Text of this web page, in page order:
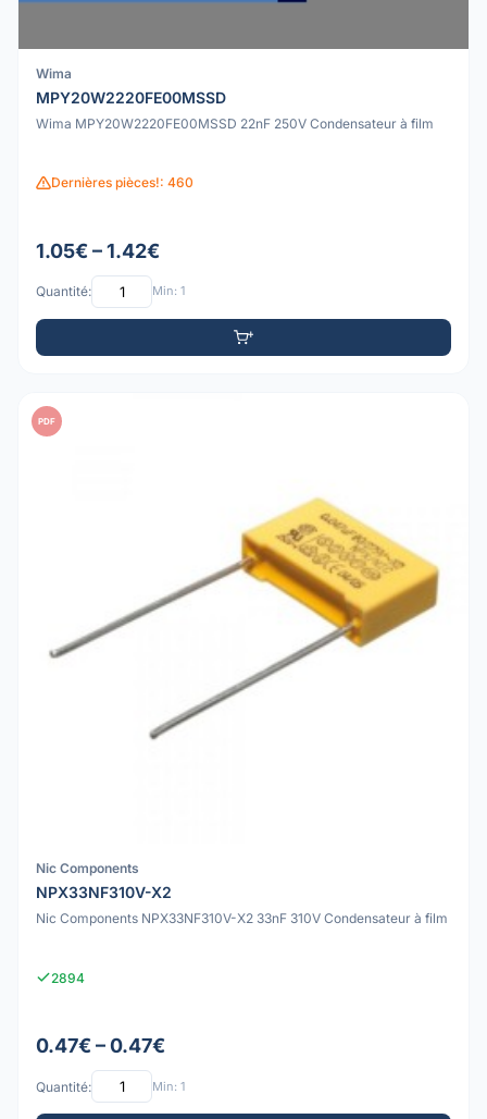
Wima
MPY20W2220FE00MSSD
Wima MPY20W2220FE00MSSD 22nF 250V Condensateur à film
Dernières pièces!: 460
1.05€ – 1.42€
Quantité: Min: 1
PDF
Nic Components
NPX33NF310V-X2
Nic Components NPX33NF310V-X2 33nF 310V Condensateur à film
2894
0.47€ – 0.47€
Quantité: Min: 1